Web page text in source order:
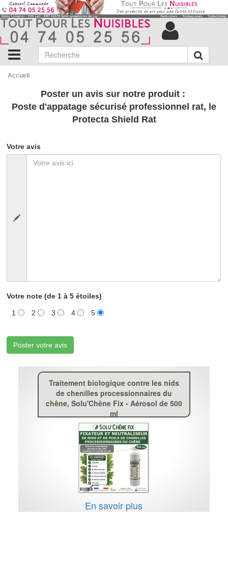
Accueil
Poster un avis sur notre produit :
Poste d'appatage sécurisé professionnel rat, le
Protecta Shield Rat
Votre avis
Votre note (de 1 à 5 étoiles)
1 2 3 4 5
Poster votre avis
Traitement biologique contre les nids
de chenilles processionnaires du
chêne, Solu'Chêne Fix - Aérosol de 500
ml
En savoir plus